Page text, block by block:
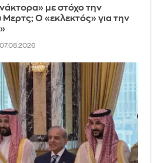
με στόχο την
Ο «εκλεκτός» για την